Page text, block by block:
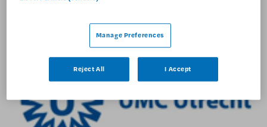
Manage Preferences
Reject All I Accept